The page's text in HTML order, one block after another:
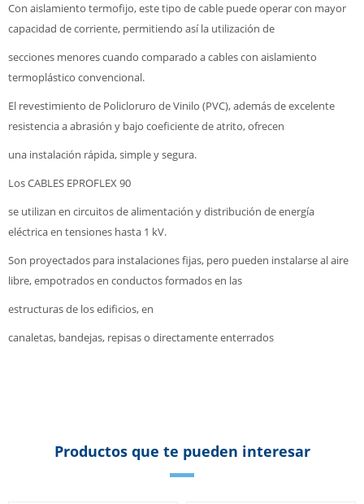
Con aislamiento termofijo, este tipo de cable puede operar con mayor
capacidad de corriente, permitiendo así la utilización de
secciones menores cuando comparado a cables con aislamiento
termoplástico convencional.
El revestimiento de Policloruro de Vinilo (PVC), además de excelente
resistencia a abrasión y bajo coeficiente de atrito, ofrecen
una instalación rápida, simple y segura.
Los CABLES EPROFLEX 90
se utilizan en circuitos de alimentación y distribución de energía
eléctrica en tensiones hasta 1 kV.
Son proyectados para instalaciones fijas, pero pueden instalarse al aire
libre, empotrados en conductos formados en las
estructuras de los edificios, en
canaletas, bandejas, repisas o directamente enterrados
Productos que te pueden interesar